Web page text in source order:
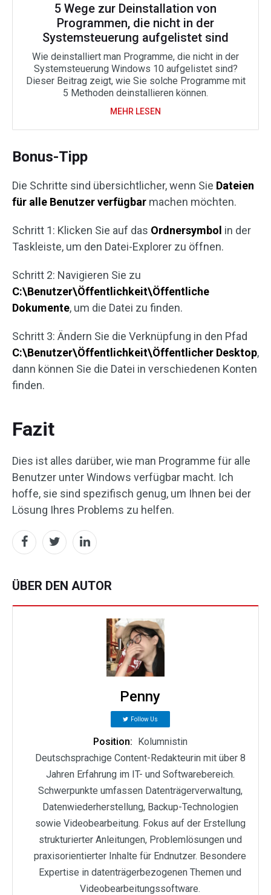
5 Wege zur Deinstallation von
Programmen, die nicht in der
Systemsteuerung aufgelistet sind
Wie deinstalliert man Programme, die nicht in der
Systemsteuerung Windows 10 aufgelistet sind?
Dieser Beitrag zeigt, wie Sie solche Programme mit
5 Methoden deinstallieren können.
MEHR LESEN
Bonus-Tipp
Die Schritte sind übersichtlicher, wenn Sie Dateien
für alle Benutzer verfügbar machen möchten.
Schritt 1: Klicken Sie auf das Ordnersymbol in der
Taskleiste, um den Datei-Explorer zu öffnen.
Schritt 2: Navigieren Sie zu
C:\Benutzer\Öffentlichkeit\Öffentliche
Dokumente, um die Datei zu finden.
Schritt 3: Ändern Sie die Verknüpfung in den Pfad
C:\Benutzer\Öffentlichkeit\Öffentlicher Desktop,
dann können Sie die Datei in verschiedenen Konten
finden.
Fazit
Dies ist alles darüber, wie man Programme für alle
Benutzer unter Windows verfügbar macht. Ich
hoffe, sie sind spezifisch genug, um Ihnen bei der
Lösung Ihres Problems zu helfen.
ÜBER DEN AUTOR
Penny
Follow Us
Position: Kolumnistin
Deutschsprachige Content-Redakteurin mit über 8
Jahren Erfahrung im IT- und Softwarebereich.
Schwerpunkte umfassen Datenträgerverwaltung,
Datenwiederherstellung, Backup-Technologien
sowie Videobearbeitung. Fokus auf der Erstellung
strukturierter Anleitungen, Problemlösungen und
praxisorientierter Inhalte für Endnutzer. Besondere
Expertise in datenträgerbezogenen Themen und
Videobearbeitungssoftware.